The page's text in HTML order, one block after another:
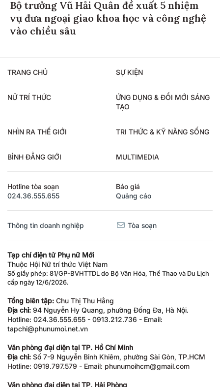
Bộ trưởng Vũ Hải Quân đề xuất 5 nhiệm
vụ đưa ngoại giao khoa học và công nghệ
vào chiều sâu
TRANG CHỦ SỰ KIỆN
NỮ TRÍ THỨC
ỨNG DỤNG & ĐỔI MỚI SÁNG
TẠO
NHÌN RA THẾ GIỚI TRI THỨC & KỸ NĂNG SỐNG
BÌNH ĐẲNG GIỚI MULTIMEDIA
Hotline tòa soạn
024.36.555.655
Báo giá
Quảng cáo
Thông tin doanh nghiệp Tòa soạn
Tạp chí điện tử Phụ nữ Mới
Thuộc Hội Nữ trí thức Việt Nam
Số giấy phép: 81/GP-BVHTTDL do Bộ Văn Hóa, Thể Thao và Du Lịch
cấp ngày 12/6/2026.
Tổng biên tập: Chu Thị Thu Hằng
Địa chỉ: 94 Nguyễn Hy Quang, phường Đống Đa, Hà Nội.
Hotline: 024.36.555.655 - 0913.212.736 - Email:
tapchi@phunumoi.net.vn
Văn phòng đại diện tại TP. Hồ Chí Minh
Địa chỉ: Số 7-9 Nguyễn Bỉnh Khiêm, phường Sài Gòn, TP.HCM
Hotline: 0919.797.579 - Email: phunumoihcm@gmail.com